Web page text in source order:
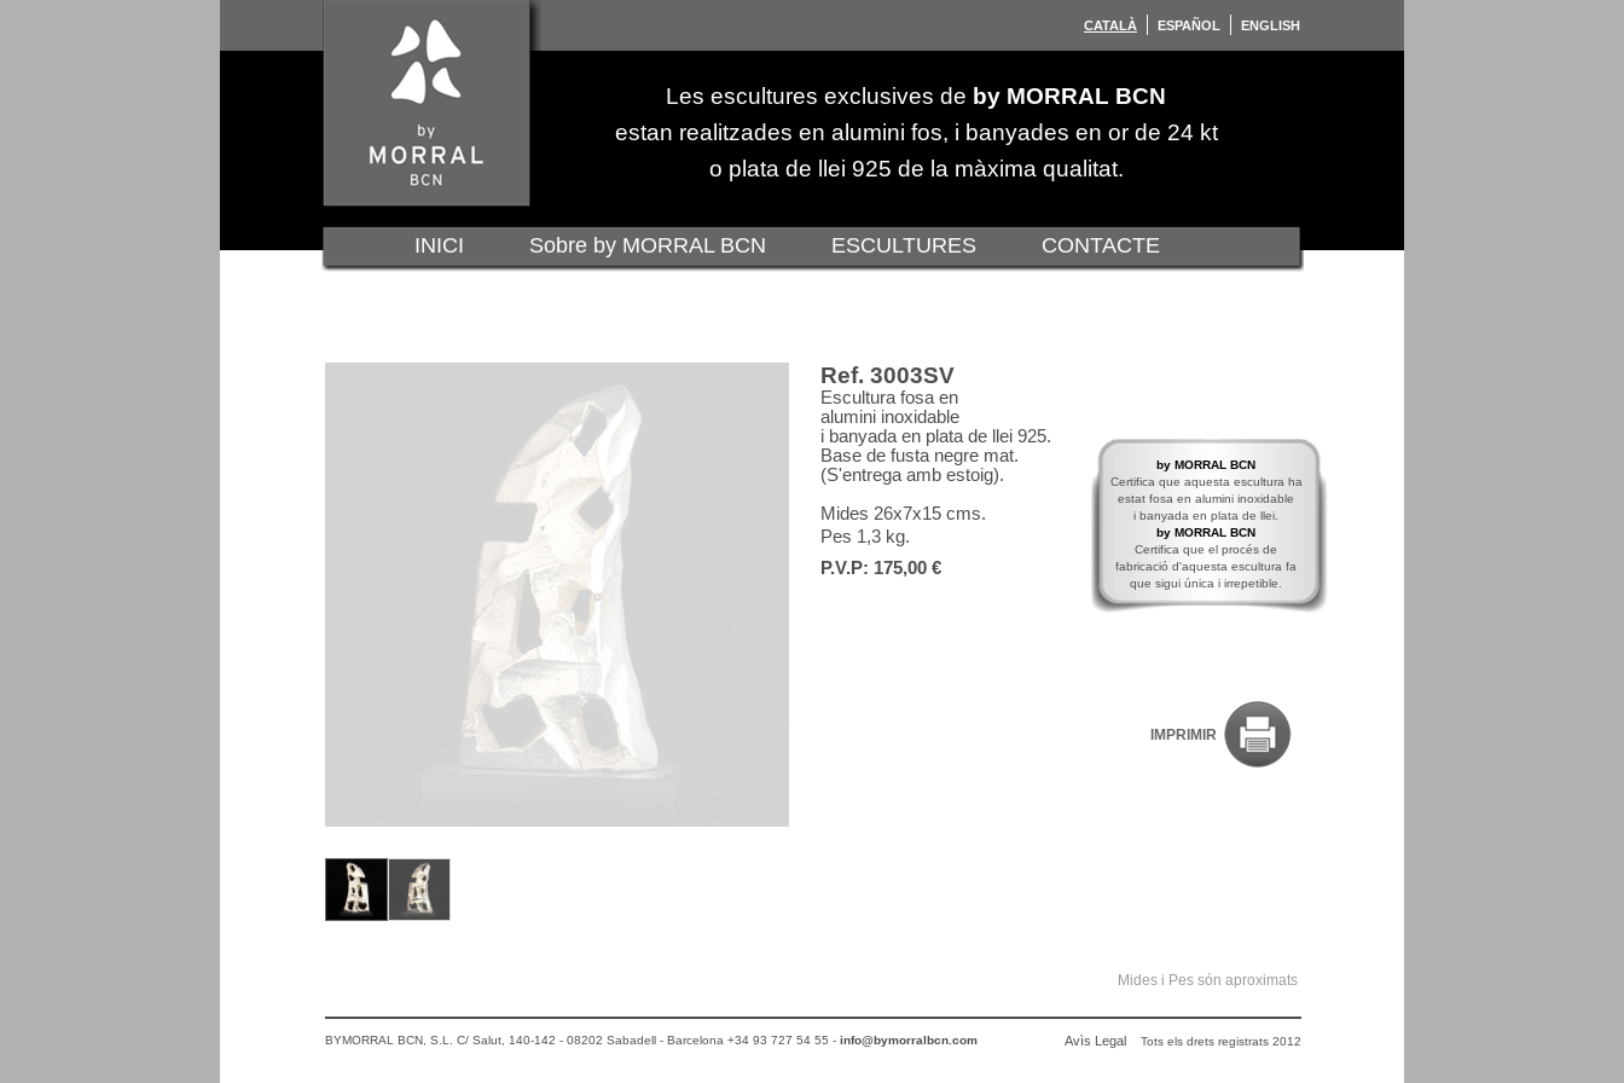
CATALÀ ESPAÑOL ENGLISH
Les escultures exclusives de by MORRAL BCN
estan realitzades en alumini fos, i banyades en or de 24 kt
o plata de llei 925 de la màxima qualitat.
INICI Sobre by MORRAL BCN ESCULTURES CONTACTE
Ref. 3003SV
Escultura fosa en
alumini inoxidable
i banyada en plata de llei 925.
Base de fusta negre mat.
(S'entrega amb estoig).
Mides 26x7x15 cms.
by MORRAL BCN
Certifica que aquesta escultura ha
estat fosa en alumini inoxidable
i banyada en plata de llei.
by MORRAL BCN
Certifica que el procés de
fabricació d'aquesta escultura fa
que sigui única i irrepetible.
IMPRIMIR
Pes 1,3 kg.
P.V.P: 175,00 €
Mides i Pes són aproximats
BYMORRAL BCN, S.L. C/ Salut, 140-142 - 08202 Sabadell - Barcelona +34 93 727 54 55 - info@bymorralbcn.com Avìs Legal Tots els drets registrats 2012